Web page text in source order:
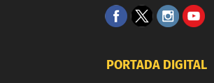
PORTADA DIGITAL